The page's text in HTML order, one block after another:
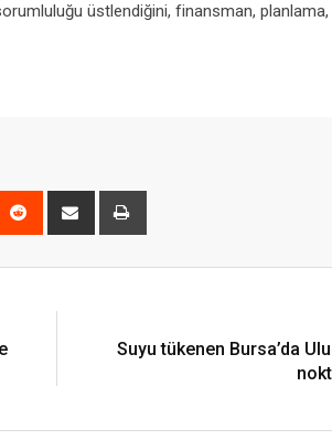
üstlendiğini, finansman,
Reddit
Share
Suyu tükenen Bursa’da